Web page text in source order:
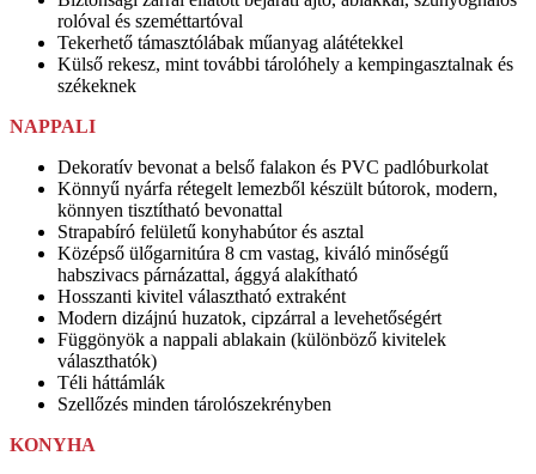
rolóval és szeméttartóval
Tekerhető támasztólábak műanyag alátétekkel
Külső rekesz, mint további tárolóhely a kempingasztalnak és
székeknek
NAPPALI
Dekoratív bevonat a belső falakon és PVC padlóburkolat
Könnyű nyárfa rétegelt lemezből készült bútorok, modern,
könnyen tisztítható bevonattal
Strapabíró felületű konyhabútor és asztal
Középső ülőgarnitúra 8 cm vastag, kiváló minőségű
habszivacs párnázattal, ággyá alakítható
Hosszanti kivitel választható extraként
Modern dizájnú huzatok, cipzárral a levehetőségért
Függönyök a nappali ablakain (különböző kivitelek
választhatók)
Téli háttámlák
Szellőzés minden tárolószekrényben
KONYHA